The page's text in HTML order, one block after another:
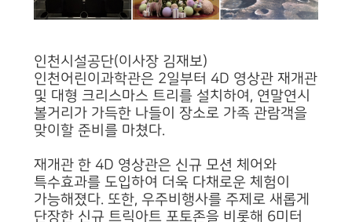
인천시설공단(이사장 김재보)
인천어린이과학관은 2일부터 4D 영상관 재개관
및 대형 크리스마스 트리를 설치하여, 연말연시
볼거리가 가득한 나들이 장소로 가족 관람객을
맞이할 준비를 마쳤다.
재개관 한 4D 영상관은 신규 모션 체어와
특수효과를 도입하여 더욱 다채로운 체험이
가능해졌다. 또한, 우주비행사를 주제로 새롭게
단장한 신규 트릭아트 포토존을 비롯해 6미터